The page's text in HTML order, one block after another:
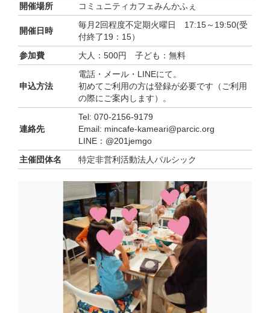
開催場所
コミュニティカフェみんかふぇ
開催日時
毎月2回程度不定期火曜日 17:15～19:50(受
付終了19：15）
参加費
大人：500円 子ども：無料
申込方法
電話・メール・LINEにて。
初めてご利用の方は登録が必要です（ご利用
の際にご案内します）。
連絡先
Tel: 070-2156-9179
Email: mincafe-kameari@parcic.org
LINE：@201jemgo
主催団体名
特定非営利活動法人パルシック